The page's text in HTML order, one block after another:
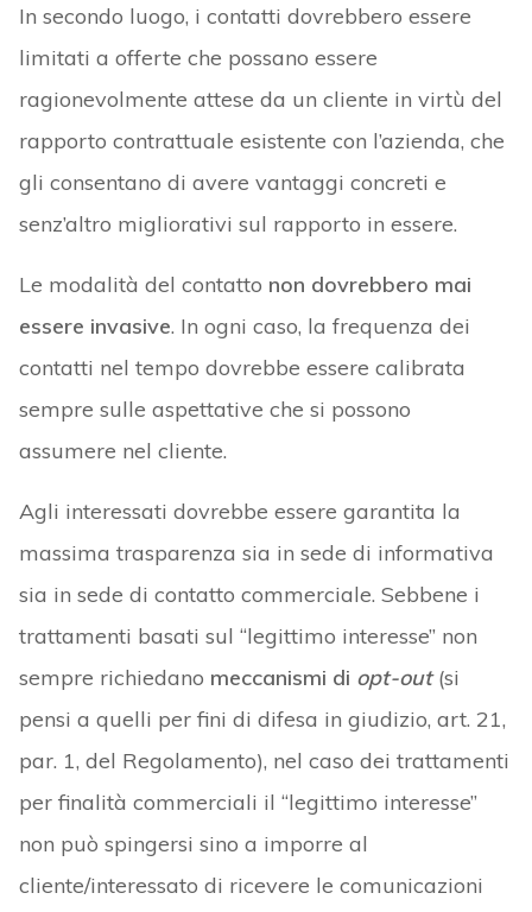
In secondo luogo, i contatti dovrebbero essere
limitati a offerte che possano essere
ragionevolmente attese da un cliente in virtù del
rapporto contrattuale esistente con l’azienda, che
gli consentano di avere vantaggi concreti e
senz’altro migliorativi sul rapporto in essere.
Le modalità del contatto non dovrebbero mai
essere invasive. In ogni caso, la frequenza dei
contatti nel tempo dovrebbe essere calibrata
sempre sulle aspettative che si possono
assumere nel cliente.
Agli interessati dovrebbe essere garantita la
massima trasparenza sia in sede di informativa
sia in sede di contatto commerciale. Sebbene i
trattamenti basati sul “legittimo interesse” non
sempre richiedano meccanismi di opt-out (si
pensi a quelli per fini di difesa in giudizio, art. 21,
par. 1, del Regolamento), nel caso dei trattamenti
per finalità commerciali il “legittimo interesse”
non può spingersi sino a imporre al
cliente/interessato di ricevere le comunicazioni